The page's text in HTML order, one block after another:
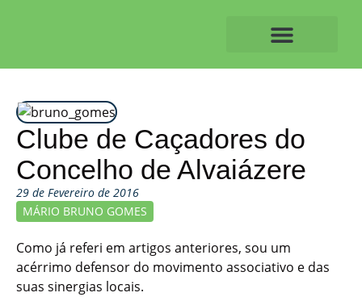
Clube de Caçadores do
Concelho de Alvaiázere
29 de Fevereiro de 2016
MÁRIO BRUNO GOMES
Como já referi em artigos anteriores, sou um
acérrimo defensor do movimento associativo e das
suas sinergias locais.